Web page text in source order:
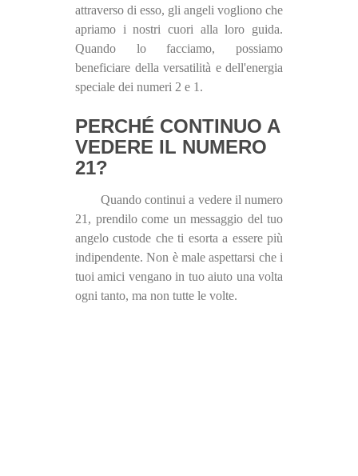
attraverso di esso, gli angeli vogliono che
apriamo i nostri cuori alla loro guida.
Quando lo facciamo, possiamo
beneficiare della versatilità e dell'energia
speciale dei numeri 2 e 1.
PERCHÉ CONTINUO A
VEDERE IL NUMERO
21?
Quando continui a vedere il numero
21, prendilo come un messaggio del tuo
angelo custode che ti esorta a essere più
indipendente. Non è male aspettarsi che i
tuoi amici vengano in tuo aiuto una volta
ogni tanto, ma non tutte le volte.